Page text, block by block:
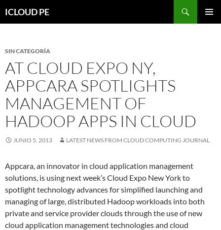
hacia
ICLOUD PE
SIN CATEGORÍA
AT CLOUD EXPO NY,
APPCARA SPOTLIGHTS
MANAGEMENT OF
HADOOP APPS IN CLOUD
JUNIO 5, 2013 LATEST NEWS FROM CLOUD COMPUTING JOURNAL
Appcara, an innovator in cloud application management
solutions, is using next week’s Cloud Expo New York to
spotlight technology advances for simplified launching and
managing of large, distributed Hadoop workloads into both
private and service provider clouds through the use of new
cloud application management technologies and cloud